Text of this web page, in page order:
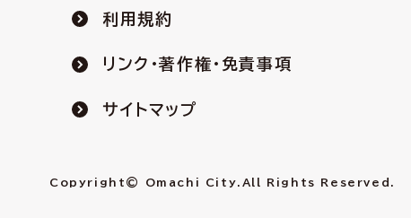
利用規約
リンク・著作権・免責事項
サイトマップ
Copyright© Omachi City. All Rights Reserved.